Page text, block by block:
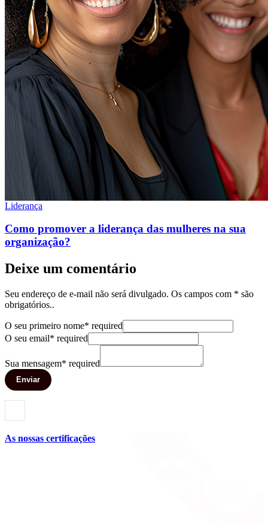
Liderança
Como promover a liderança das mulheres na sua
organização?
Deixe um comentário
Seu endereço de e-mail não será divulgado. Os campos com * são
obrigatórios..
O seu primeiro nome* required
O seu email* required
Sua mensagem* required
Enviar
As nossas certificações